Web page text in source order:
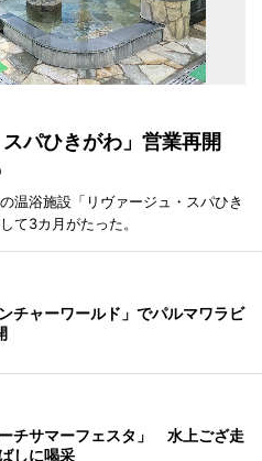
パひきがわ」営業再開
温浴施設「リヴァージュ・スパひき
て3カ月がたった。
チャーワールド」でパルマワラビ
チサマーフェスタ」 水上ござ走
しに喝采